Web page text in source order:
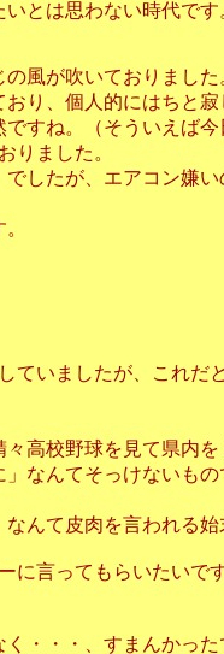
とは思わない時代です
風が吹いておりました
り、個人的にはちと
すね。（そういえば今
りました。
したが、エアコン嫌
いましたが、これ
高校野球を見て県内
なんてそっけないもの
んて皮肉を言われる始
に言ってもらいたいです
・・・、すまんかった